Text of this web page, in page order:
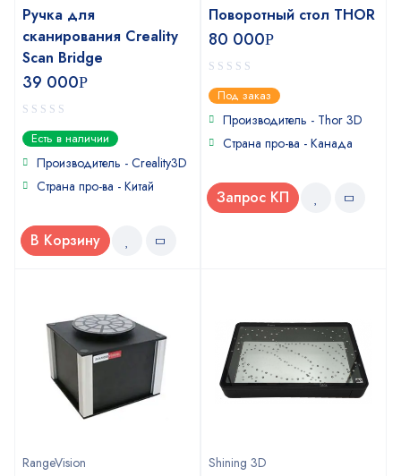
Ручка для
сканирования Creality
Scan Bridge
39 000Р
0
out
of
Есть в наличии
Производитель - Creality3D
Страна про-ва - Китай
В Корзину
Поворотный стол THOR
80 000Р
0
out
of
Под заказ
Производитель - Thor 3D
Страна про-ва - Канада
Запрос КП
RangeVision Shining 3D